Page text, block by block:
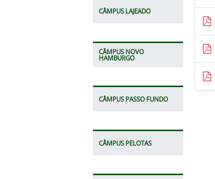
CÂMPUS LAJEADO
CÂMPUS NOVO
HAMBURGO
CÂMPUS PASSO FUNDO
CÂMPUS PELOTAS